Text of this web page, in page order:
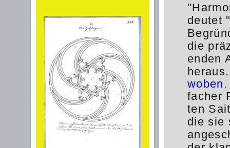
deutet
die
enden
heraus.
woben.
facher
ten
die sie